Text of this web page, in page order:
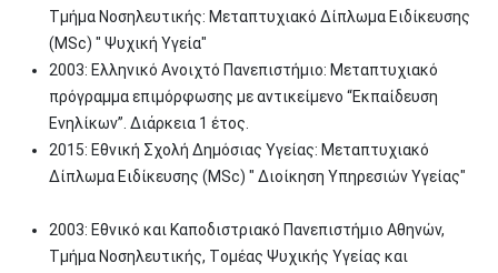
Τμήμα Νοσηλευτικής: Μεταπτυχιακό Δίπλωμα Ειδίκευσης
(MSc) " Ψυχική Υγεία"
2003: Ελληνικό Ανοιχτό Πανεπιστήμιο: Μεταπτυχιακό
πρόγραμμα επιμόρφωσης με αντικείμενο “Εκπαίδευση
Ενηλίκων”. Διάρκεια 1 έτος.
2015: Εθνική Σχολή Δημόσιας Υγείας: Μεταπτυχιακό
Δίπλωμα Ειδίκευσης (MSc) " Διοίκηση Υπηρεσιών Υγείας"
2003: Εθνικό και Καποδιστριακό Πανεπιστήμιο Αθηνών,
Τμήμα Νοσηλευτικής, Tομέας Ψυχικής Υγείας και